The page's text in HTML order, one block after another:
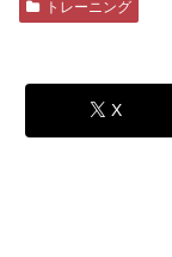
トレーニング
X